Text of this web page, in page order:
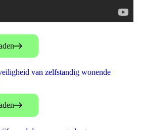
van zelfstandig wonende